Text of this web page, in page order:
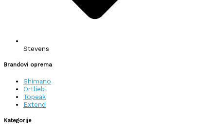
Stevens
Brandovi oprema
Shimano
Ortlieb
Topeak
Extend
Kategorije